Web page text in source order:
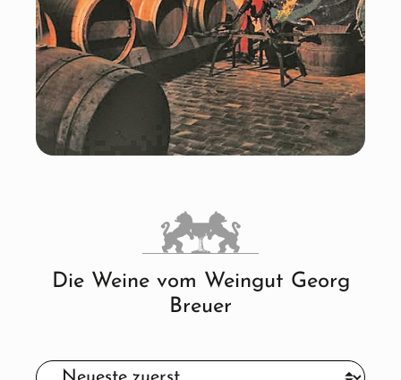
Die Weine vom Weingut Georg
Breuer